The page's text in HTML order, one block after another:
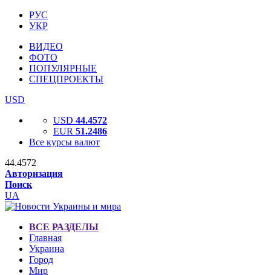
РУС
УКР
ВИДЕО
ФОТО
ПОПУЛЯРНЫЕ
СПЕЦПРОЕКТЫ
USD
USD 44.4572
EUR 51.2486
Все курсы валют
44.4572
Авторизация
Поиск
UA
ВСЕ РАЗДЕЛЫ
Главная
Украина
Город
Мир